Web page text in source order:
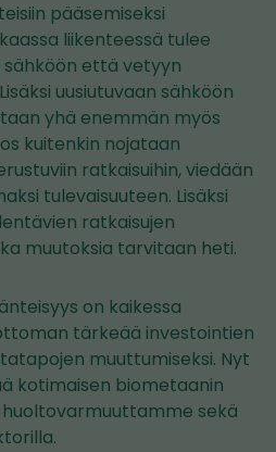
pääsemiseksi
liikenteessä tulee
että vetyyn
uusiutuvaan sähköön
yhä enemmän myös
kuitenkin nojataan
ratkaisuihin, viedään
tulevaisuuteen. Lisäksi
ratkaisujen
muutoksia tarvitaan heti.
on kaikessa
tärkeää investointien
muuttumiseksi. Nyt
kotimaisen biometaanin
sekä